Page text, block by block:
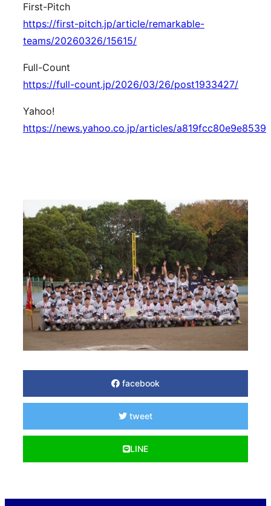
First-Pitch
https://first-pitch.jp/article/remarkable-
teams/20260326/15615/
Full-Count
https://full-count.jp/2026/03/26/post1933427/
Yahoo!
https://news.yahoo.co.jp/articles/
facebook
tweet
LINE